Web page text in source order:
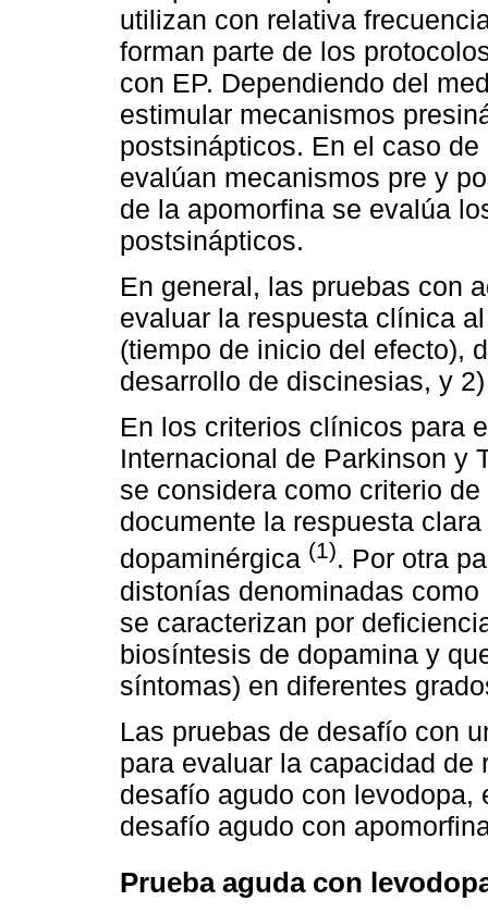
utilizan con relativa
forman parte de los
con EP. Dependiendo del
estimular mecanismos
postsinápticos. En el caso
evalúan mecanismos pre y
de la apomorfina se evalúa
postsinápticos.
En general, las pruebas con
evaluar la respuesta clínica
(tiempo de inicio del efecto),
desarrollo de discinesias, y
En los criterios clínicos para
Internacional de Parkinson y
se considera como criterio
documente la respuesta
dopaminérgica (1). Por otra
distonías denominadas
se caracterizan por
biosíntesis de dopamina y
síntomas) en diferentes
Las pruebas de desafío con
para evaluar la capacidad
desafío agudo con
desafío agudo con
Prueba aguda con